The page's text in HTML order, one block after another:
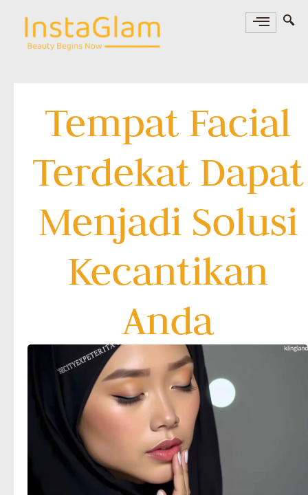
Tempat Facial
Terdekat Dapat
Menjadi Solusi
Kecantikan
Anda